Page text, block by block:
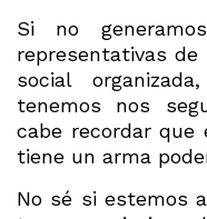
Si no
representativas
social
tenemos nos
cabe recordar que
tiene un arma
No sé si estemos